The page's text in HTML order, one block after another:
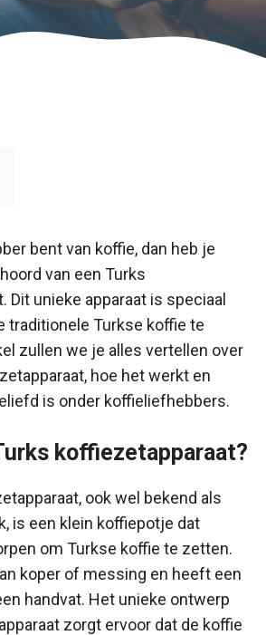
bent van koffie, dan heb je
van een Turks
Dit unieke apparaat is speciaal
traditionele Turkse koffie te
zullen we je alles vertellen over
hoe het werkt en
is onder koffieliefhebbers.
koffiezetapparaat?
ook wel bekend als
is een klein koffiepotje dat
om Turkse koffie te zetten.
koper of messing en heeft een
handvat. Het unieke ontwerp
zorgt ervoor dat de koffie